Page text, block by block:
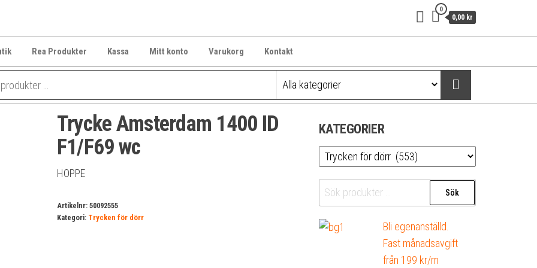
0
0,00 kr
Rea Produkter Kassa Mitt konto Varukorg Kontakt
Trycke Amsterdam 1400 ID
F1/F69 wc
HOPPE
Artikelnr: 50092555
Kategori: Trycken för dörr
KATEGORIER
Sök
efter:
Sök
Bli egenanställd.
Fast månadsavgift
från 199 kr/m